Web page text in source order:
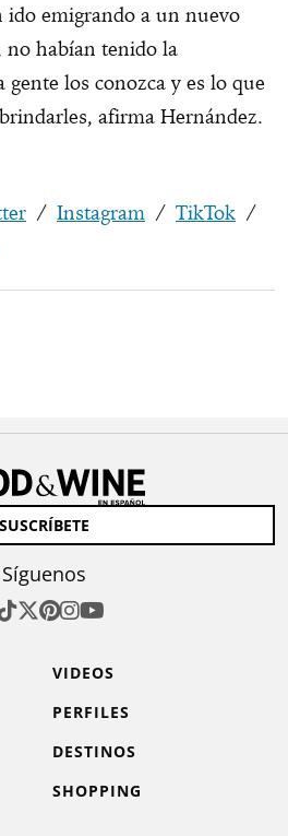
ido emigrando a un nuevo
no habían tenido la
los conozca y es lo que
afirma Hernández.
/ Instagram / TikTok /
SUSCRÍBETE
Síguenos
VIDEOS
PERFILES
DESTINOS
SHOPPING